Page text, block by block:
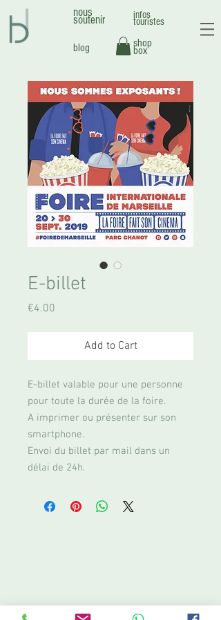
nous
soutenir infos
touristes
blog shop
box
E-billet
€4.00
Add to Cart
E-billet valable pour une personne
pour toute la durée de la foire.
A imprimer ou présenter sur son
smartphone.
Envoi du billet par mail dans un
délai de 24h.